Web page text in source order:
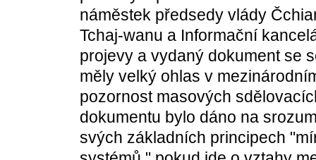
náměstek předsedy vlády
Tchaj-wanu a Informační
projevy a vydaný dokument se
měly velký ohlas v
pozornost masových
dokumentu bylo dáno na
svých základních principech